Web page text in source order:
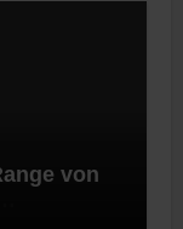
von